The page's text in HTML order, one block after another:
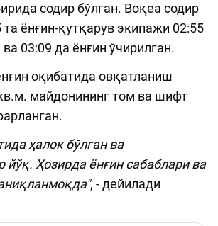
содир бўлган. Воқеа содир
та ёнғин-қутқарув экипажи 02:55
03:09 да ёнғин ўчирилган.
оқибатида овқатланиш
майдонининг том ва шифт
ҳалок бўлган ва
йўқ. Ҳозирда ёнғин сабаблари ва
, - дейилади